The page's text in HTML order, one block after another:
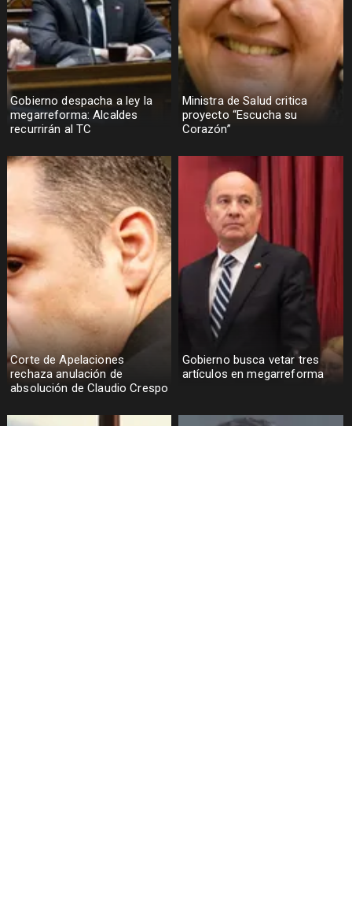
Gobierno despacha a ley la
megarreforma: Alcaldes
recurrirán al TC
Ministra de Salud critica
proyecto “Escucha su
Corazón”
Corte de Apelaciones
rechaza anulación de
absolución de Claudio Crespo
Gobierno busca vetar tres
artículos en megarreforma